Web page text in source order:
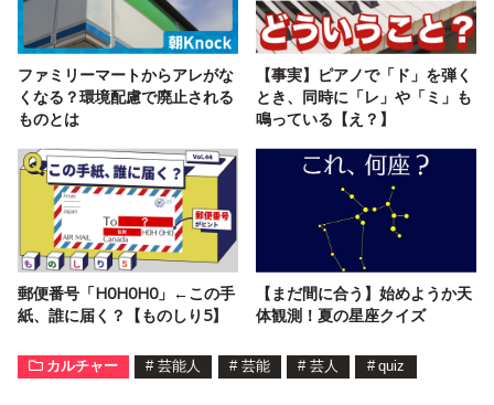
ファミリーマートからアレがな
くなる？環境配慮で廃止される
ものとは
【事実】ピアノで「ド」を弾く
とき、同時に「レ」や「ミ」も
鳴っている【え？】
郵便番号「H0H0H0」←この手
紙、誰に届く？【ものしり5】
【まだ間に合う】始めようか天
体観測！夏の星座クイズ
カルチャー # 芸能人 # 芸能 # 芸人 # quiz